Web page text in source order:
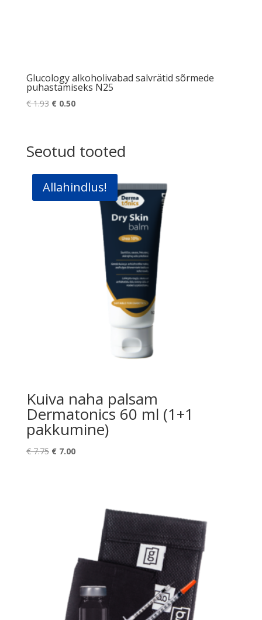
Glucology alkoholivabad salvrätid sõrmede
puhastamiseks N25
€1.93 Algne
€ 1.93.
€0.50Praegune
€ 0.50.
Seotud tooted
Allahindlus!
Kuiva naha palsam
Dermatonics 60 ml (1+1
pakkumine)
€7.75 Algne
€7.00Praegune